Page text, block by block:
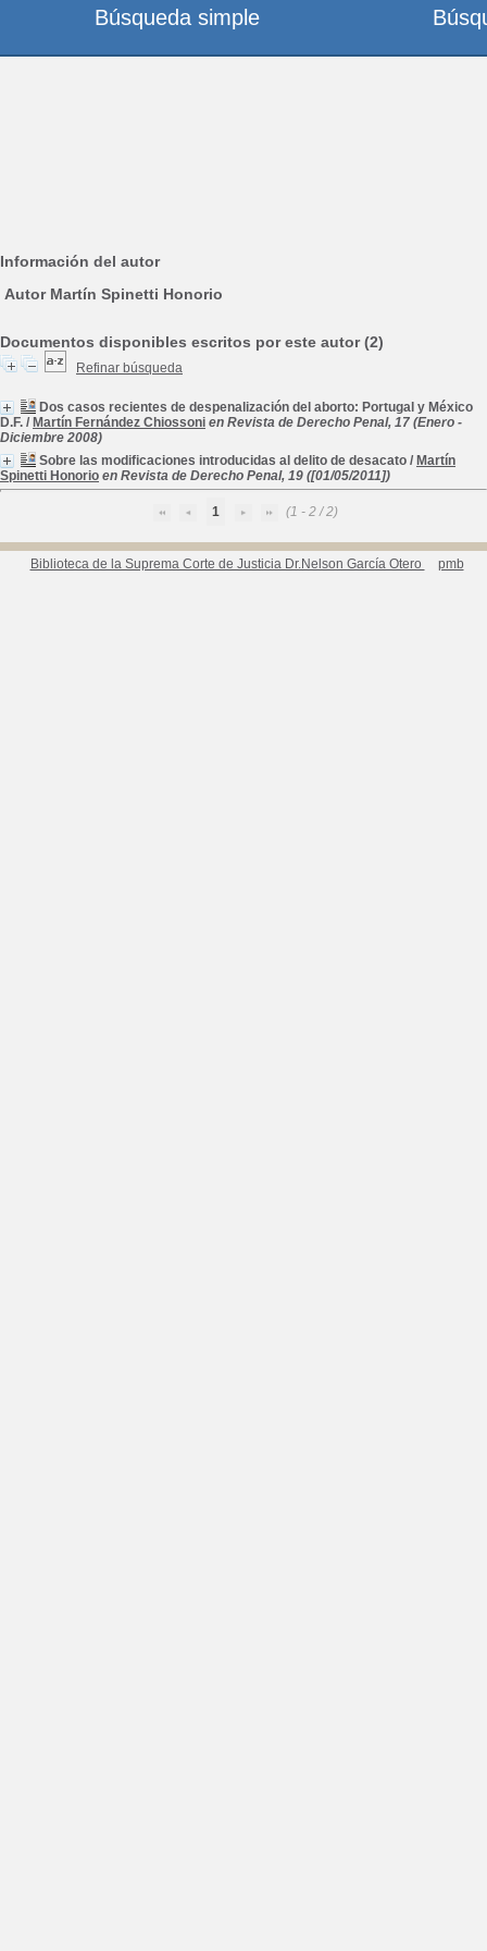
Información del autor
Autor Martín Spinetti Honorio
Documentos disponibles escritos por este autor (2)
Refinar búsqueda
Dos casos recientes de despenalización del aborto: Portugal y México
D.F. / Martín Fernández Chiossoni en Revista de Derecho Penal, 17 (Enero -
Diciembre 2008)
Sobre las modificaciones introducidas al delito de desacato / Martín
Spinetti Honorio en Revista de Derecho Penal, 19 ([01/05/2011])
1 (1 - 2 / 2)
Biblioteca de la Suprema Corte de Justicia Dr.Nelson García Otero pmb
Búsqueda simple